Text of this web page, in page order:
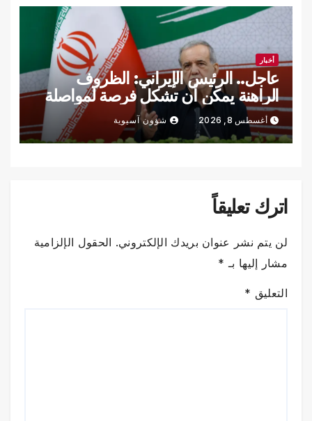
أخبار
عاجل.. الرئيس الإيراني: الظروف
الراهنة يمكن أن تشكل فرصة لمواصلة
مسار التوصل لاتفاق وتسوية القضايا عبر
المحادثات
أغسطس 8, 2026 شؤون آسيوية
اترك تعليقاً
لن يتم نشر عنوان بريدك الإلكتروني. الحقول الإلزامية
مشار إليها بـ *
التعليق *